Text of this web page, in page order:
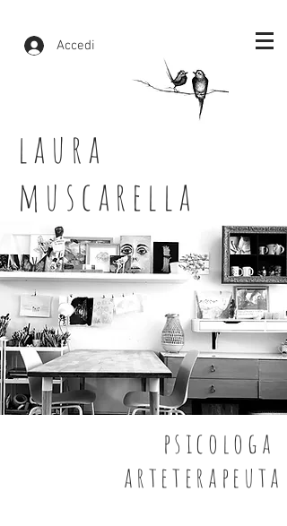
Accedi
laura
muscarella
psicologa
arteterapeuta